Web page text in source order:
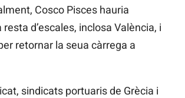
Cosco Pisces hauria
d’escales, inclosa València, i
retornar la seua càrrega a
sindicats portuaris de Grècia i